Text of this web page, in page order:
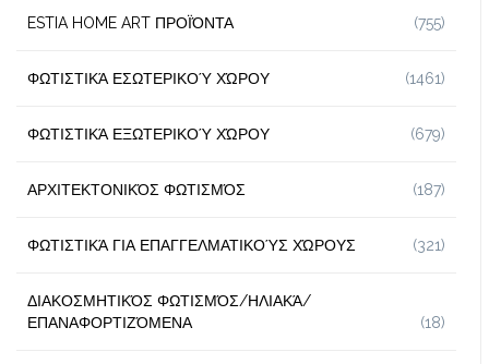
ESTIA HOME ART ΠΡΟΪΌΝΤΑ (755)
ΦΩΤΙΣΤΙΚΆ ΕΣΩΤΕΡΙΚΟΎ ΧΏΡΟΥ (1461)
ΦΩΤΙΣΤΙΚΆ ΕΞΩΤΕΡΙΚΟΎ ΧΏΡΟΥ (679)
ΑΡΧΙΤΕΚΤΟΝΙΚΌΣ ΦΩΤΙΣΜΌΣ (187)
ΦΩΤΙΣΤΙΚΆ ΓΙΑ ΕΠΑΓΓΕΛΜΑΤΙΚΟΎΣ ΧΏΡΟΥΣ (321)
ΔΙΑΚΟΣΜΗΤΙΚΌΣ ΦΩΤΙΣΜΌΣ/ΗΛΙΑΚΆ/
ΕΠΑΝΑΦΟΡΤΙΖΌΜΕΝΑ
(18)